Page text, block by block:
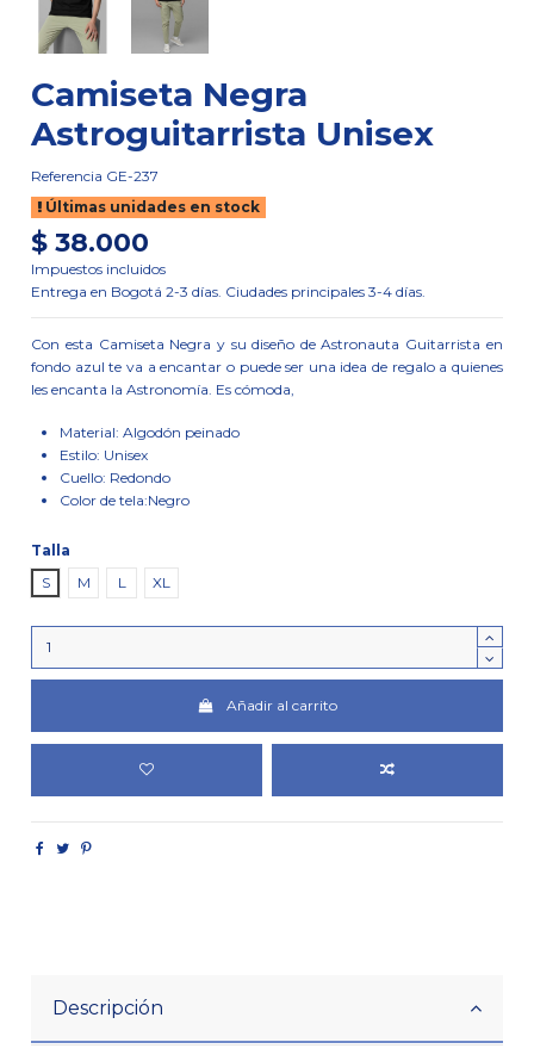
Camiseta Negra
Astroguitarrista Unisex
Referencia GE-237
Últimas unidades en stock
$ 38.000
Impuestos incluidos
Entrega en Bogotá 2-3 días. Ciudades principales 3-4 días.
Con esta Camiseta Negra y su diseño de Astronauta Guitarrista en
fondo azul te va a encantar o puede ser una idea de regalo a quienes
les encanta la Astronomía. Es cómoda,
Material: Algodón peinado
Estilo: Unisex
Cuello: Redondo
Color de tela:Negro
Talla
S
M L XL
Añadir al carrito
Descripción